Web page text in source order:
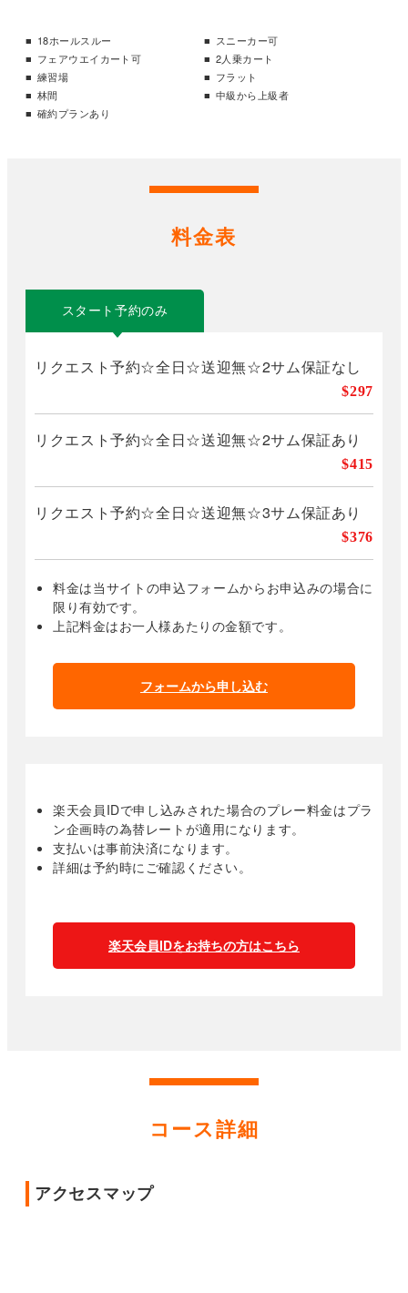
18ホールスルー
スニーカー可
フェアウエイカート可
2人乗カート
練習場
フラット
林間
中級から上級者
確約プランあり
料金表
スタート予約のみ
リクエスト予約☆全日☆送迎無☆2サム保証なし
$297
リクエスト予約☆全日☆送迎無☆2サム保証あり
$415
リクエスト予約☆全日☆送迎無☆3サム保証あり
$376
料金は当サイトの申込フォームからお申込みの場合に
限り有効です。
上記料金はお一人様あたりの金額です。
フォームから申し込む
楽天会員IDで申し込みされた場合のプレー料金はプラ
ン企画時の為替レートが適用になります。
支払いは事前決済になります。
詳細は予約時にご確認ください。
楽天会員IDをお持ちの方はこちら
コース詳細
アクセスマップ